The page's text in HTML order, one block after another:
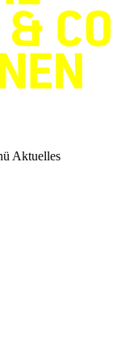
Aktuelles